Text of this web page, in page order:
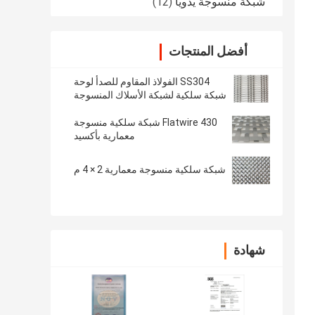
أفضل المنتجات
SS304 الفولاذ المقاوم للصدأ لوحة
شبكة سلكية لشبكة الأسلاك المنسوجة
Flatwire 430 شبكة سلكية منسوجة
معمارية بأكسيد
شبكة سلكية منسوجة معمارية 2 × 4 م
شهادة